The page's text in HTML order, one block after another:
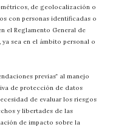
de geolocalización o
con personas identificadas o
el Reglamento General de
sea en el ámbito personal o
previas” al manejo
de protección de datos
de evaluar los riesgos
y libertades de las
de impacto sobre la